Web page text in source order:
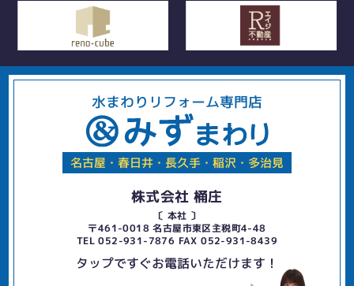
水まわりリフォーム専門店
名古屋・春日井・長久手・稲沢・多治見
株式会社 桶庄
〔 本社 〕
〒461-0018 名古屋市東区主税町4-48
TEL 052-931-7876 FAX 052-931-8439
タップですぐお電話いただけます！